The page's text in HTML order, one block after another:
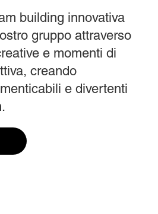
building innovativa
gruppo attraverso
e momenti di
creando
e divertenti